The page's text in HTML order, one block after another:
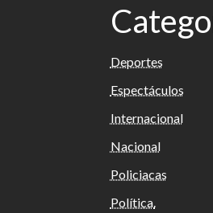
Deportes
Espectáculos
Internacional
Nacional
Policiacas
Política.